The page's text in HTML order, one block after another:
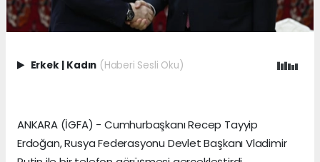
Erkek Kadın (Haberi Sesli Oku)
ANKARA (İGFA) - Cumhurbaşkanı Recep Tayyip
Erdoğan, Rusya Federasyonu Devlet Başkanı Vladimir